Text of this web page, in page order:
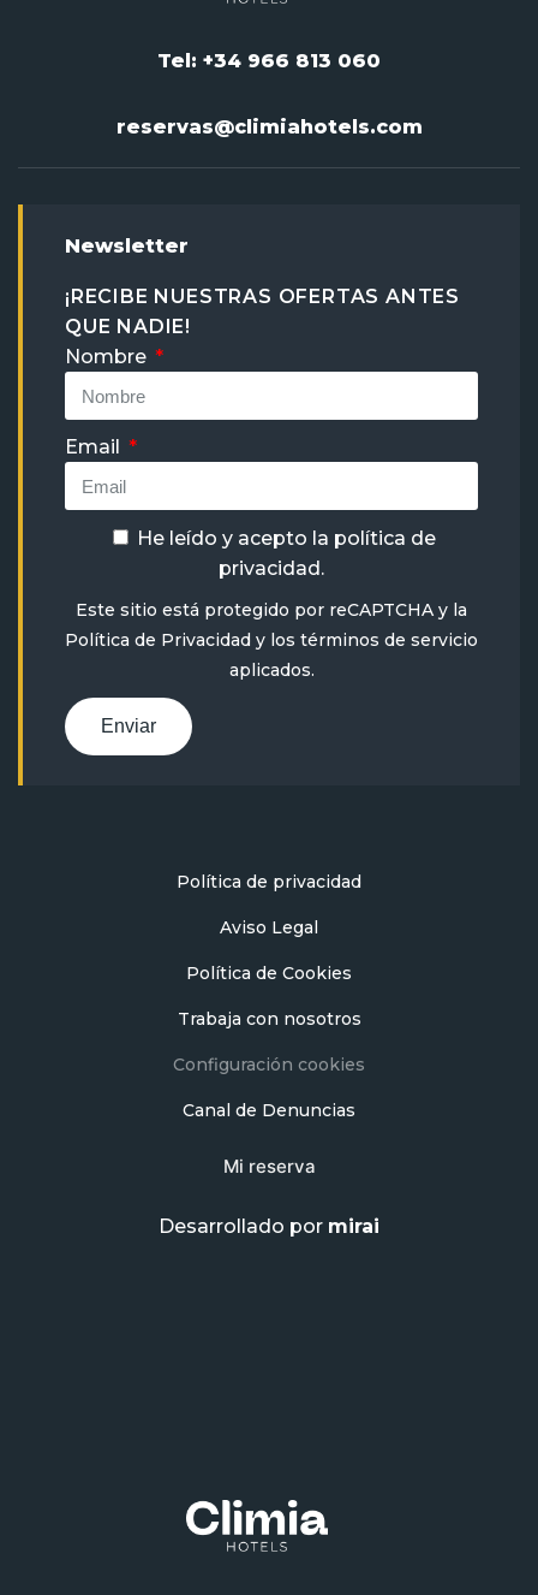
Tel: +34 966 813 060
reservas@climiahotels.com
Newsletter
¡RECIBE NUESTRAS OFERTAS ANTES
QUE NADIE!
Nombre
Email
He leído y acepto la política de
privacidad .
Este sitio está protegido por reCAPTCHA y la
Política de Privacidad y los términos de servicio
aplicados.
Enviar
Política de privacidad
Aviso Legal
Política de Cookies
Trabaja con nosotros
Configuración cookies
Canal de Denuncias
Mi reserva
Desarrollado por mirai